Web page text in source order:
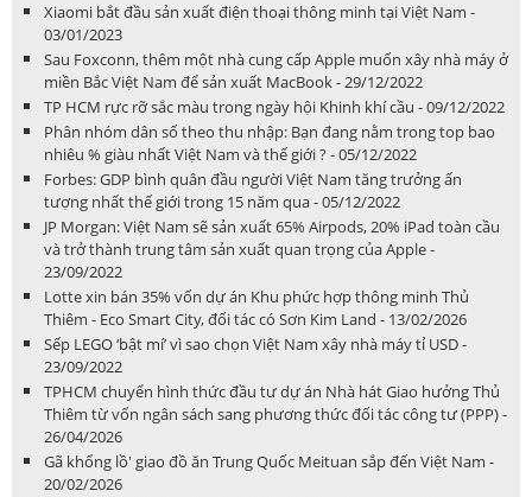
Xiaomi bắt đầu sản xuất điện thoại thông minh tại Việt Nam -
03/01/2023
Sau Foxconn, thêm một nhà cung cấp Apple muốn xây nhà máy ở
miền Bắc Việt Nam để sản xuất MacBook - 29/12/2022
TP HCM rực rỡ sắc màu trong ngày hội Khinh khí cầu - 09/12/2022
Phân nhóm dân số theo thu nhập: Bạn đang nằm trong top bao
nhiêu % giàu nhất Việt Nam và thế giới ? - 05/12/2022
Forbes: GDP bình quân đầu người Việt Nam tăng trưởng ấn
tượng nhất thế giới trong 15 năm qua - 05/12/2022
JP Morgan: Việt Nam sẽ sản xuất 65% Airpods, 20% iPad toàn cầu
và trở thành trung tâm sản xuất quan trọng của Apple -
23/09/2022
Lotte xin bán 35% vốn dự án Khu phức hợp thông minh Thủ
Thiêm - Eco Smart City, đối tác có Sơn Kim Land - 13/02/2026
Sếp LEGO ‘bật mí’ vì sao chọn Việt Nam xây nhà máy tỉ USD -
23/09/2022
TPHCM chuyển hình thức đầu tư dự án Nhà hát Giao hưởng Thủ
Thiêm từ vốn ngân sách sang phương thức đối tác công tư (PPP) -
26/04/2026
Gã khổng lồ' giao đồ ăn Trung Quốc Meituan sắp đến Việt Nam -
20/02/2026